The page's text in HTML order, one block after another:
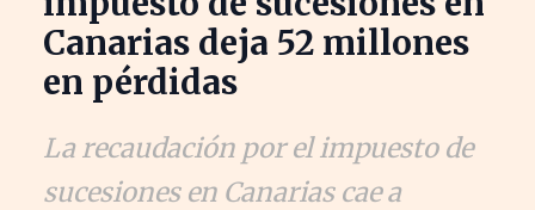
Canarias deja 52 millones
en pérdidas
La recaudación por el impuesto de
sucesiones en Canarias cae a